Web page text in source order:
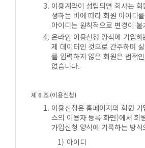
이용계약이 성립되면 회사는
정하는 바에 따라 회원 아이디
아이디는 원칙적으로 변경이 불
온라인 이용신청 양식에 기입
제 데이터인 것으로 간주하며
를 입력하지 않은 회원은 법적
없습니다.
제 6 조 (이용신청)
이용신청은 홈페이지의 회원
스의 이용자 등록 화면)에서 회
가입신청 양식에 기록하는 방
아이디